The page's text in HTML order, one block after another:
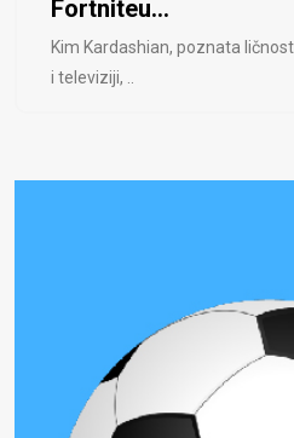
Fortniteu...
Kim Kardashian, poznata
i televiziji, ..